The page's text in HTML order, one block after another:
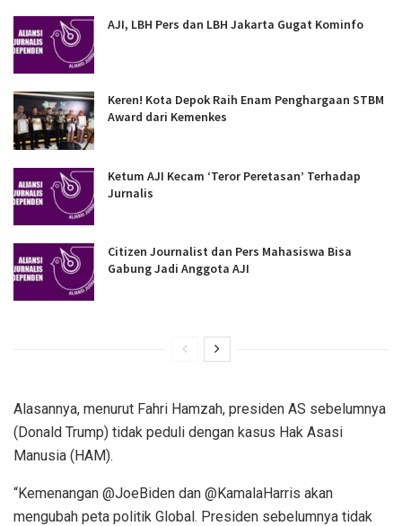
AJI, LBH Pers dan LBH Jakarta Gugat Kominfo
Keren! Kota Depok Raih Enam Penghargaan STBM
Award dari Kemenkes
Ketum AJI Kecam ‘Teror Peretasan’ Terhadap
Jurnalis
Citizen Journalist dan Pers Mahasiswa Bisa
Gabung Jadi Anggota AJI
Alasannya, menurut Fahri Hamzah, presiden AS sebelumnya
(Donald Trump) tidak peduli dengan kasus Hak Asasi
Manusia (HAM).
“Kemenangan @JoeBiden dan @KamalaHarris akan
mengubah peta politik Global. Presiden sebelumnya tidak